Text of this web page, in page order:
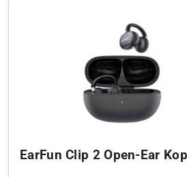
EarFun Clip 2 Open-Ear